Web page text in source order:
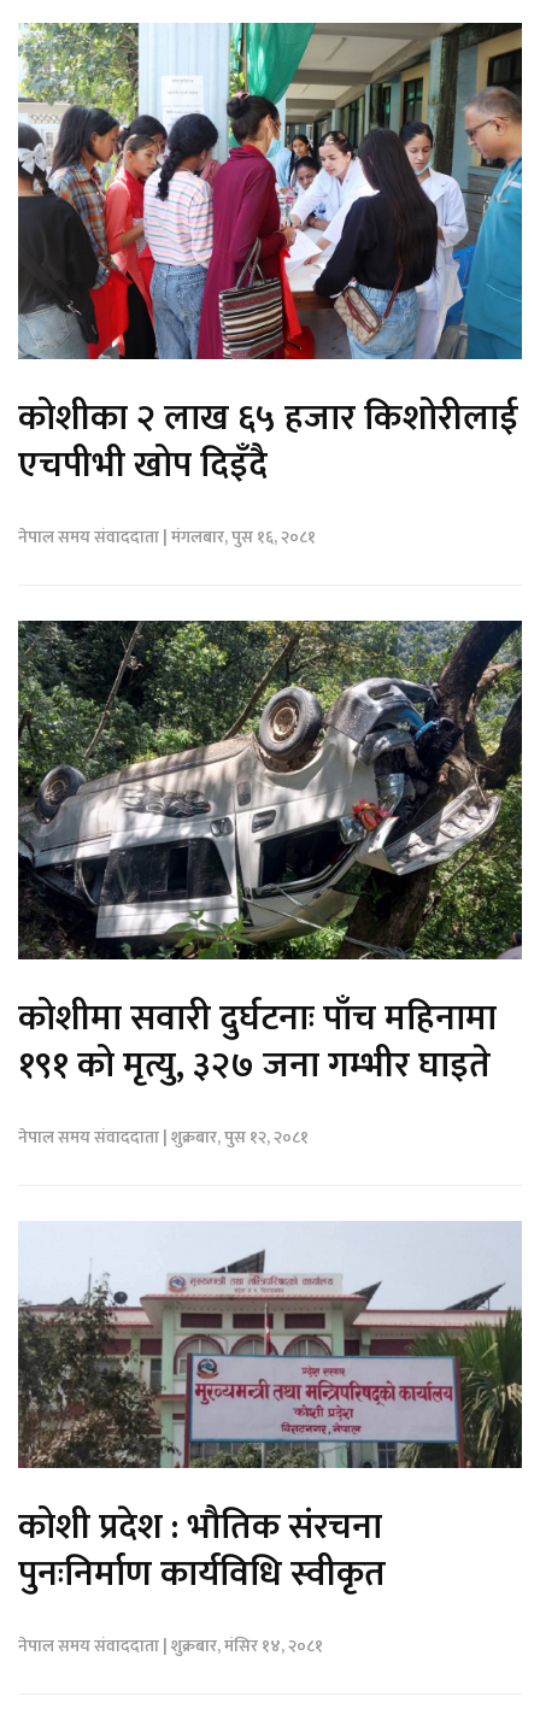
कोशीका २ लाख ६५ हजार किशोरीलाई
एचपीभी खोप दिइँदै
नेपाल समय संवाददाता | मंगलबार, पुस १६, २०८१
कोशीमा सवारी दुर्घटनाः पाँच महिनामा
१९१ को मृत्यु, ३२७ जना गम्भीर घाइते
नेपाल समय संवाददाता | शुक्रबार, पुस १२, २०८१
कोशी प्रदेश : भौतिक संरचना
पुनःनिर्माण कार्यविधि स्वीकृत
नेपाल समय संवाददाता | शुक्रबार, मंसिर १४, २०८१